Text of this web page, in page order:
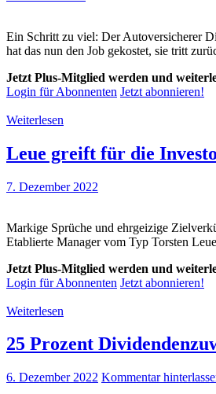
Ein Schritt zu viel: Der Autoversicherer
hat das nun den Job gekostet, sie tritt
Jetzt Plus-Mitglied werden und
Login für Abonnenten Jetzt abonnieren!
Weiterlesen
Leue greift für die
7. Dezember 2022
Markige Sprüche und ehrgeizige
Etablierte Manager vom Typ Torsten
Jetzt Plus-Mitglied werden und
Login für Abonnenten Jetzt abonnieren!
Weiterlesen
25 Prozent
6. Dezember 2022 Kommentar